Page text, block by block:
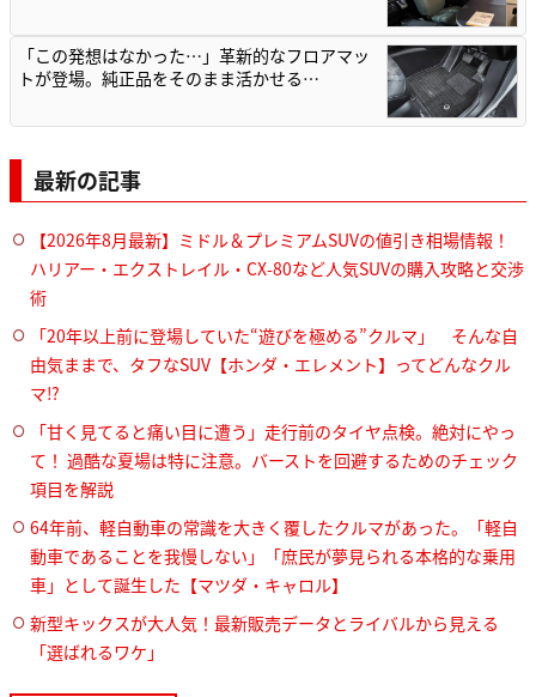
「この発想はなかった…」革新的なフロアマッ
トが登場。純正品をそのまま活かせる…
最新の記事
【2026年8月最新】ミドル＆プレミアムSUVの値引き相場情報！
ハリアー・エクストレイル・CX-80など人気SUVの購入攻略と交渉
術
「20年以上前に登場していた“遊びを極める”クルマ」 そんな自
由気ままで、タフなSUV【ホンダ・エレメント】ってどんなクル
マ⁉︎
「甘く見てると痛い目に遭う」走行前のタイヤ点検。絶対にやっ
て！ 過酷な夏場は特に注意。バーストを回避するためのチェック
項目を解説
64年前、軽自動車の常識を大きく覆したクルマがあった。「軽自
動車であることを我慢しない」「庶民が夢見られる本格的な乗用
車」として誕生した【マツダ・キャロル】
新型キックスが大人気！最新販売データとライバルから見える
「選ばれるワケ」